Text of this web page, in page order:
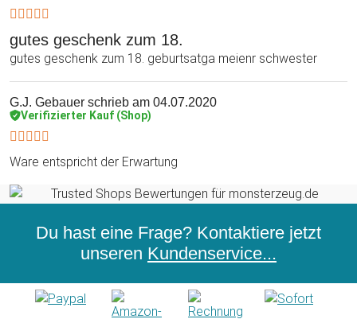
gutes geschenk zum 18.
gutes geschenk zum 18. geburtsatga meienr schwester
G.J. Gebauer schrieb am 04.07.2020
Verifizierter Kauf (Shop)
Ware entspricht der Erwartung
Du hast eine Frage? Kontaktiere jetzt
unseren Kundenservice...